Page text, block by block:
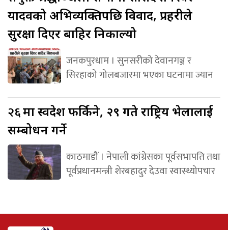
यादवको अभिव्यक्तिपछि विवाद, प्रहरीले
सुरक्षा दिएर बाहिर निकाल्यो
जनकपुरधाम । सुनसरीको देवानगञ्ज र
सिरहाको गोलबजारमा भएका घटनामा ज्यान
२६मा स्वदेश फर्किने, २९ गते राष्ट्रिय भेलालाई
सम्बोधन गर्ने
काठमाडौं । नेपाली कांग्रेसका पूर्वसभापति तथा
पूर्वप्रधानमन्त्री शेरबहादुर देउवा स्वास्थ्योपचार